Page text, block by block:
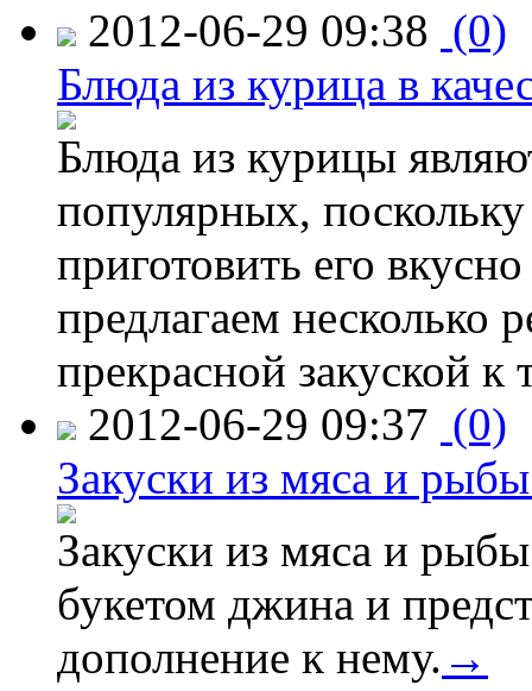
2012-06-29 09:38 (0)
Блюда из курица в
Блюда из курицы
популярных,
приготовить его
предлагаем несколько
прекрасной закуской
2012-06-29 09:37 (0)
Закуски из мяса и
Закуски из мяса и
букетом джина и
дополнение к нему. →